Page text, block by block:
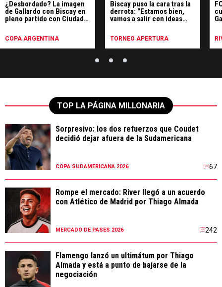
¿Desbordado? La imagen
de Gallardo con Biscay en
pleno partido con Ciudad
COPA ARGENTINA
Biscay puso la cara tras la
derrota: "Estamos bien,
vamos a salir con ideas
TORNEO APERTURA
TOP LA PÁGINA MILLONARIA
Sorpresivo: los dos refuerzos que Coudet
decidió dejar afuera de la Sudamericana
COPA SUDAMERICANA 2026 67
Rompe el mercado: River llegó a un acuerdo
con Atlético de Madrid por Thiago Almada
MERCADO DE PASES 2026 242
Flamengo lanzó un ultimátum por Thiago
Almada y está a punto de bajarse de la
negociación